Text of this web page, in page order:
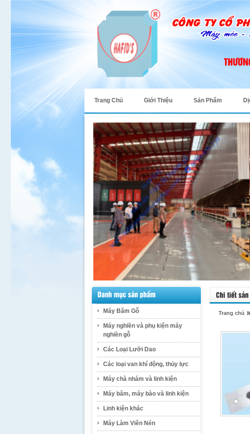
Trang Chủ Giới Thiệu Sản Phẩm
Máy Băm Gỗ
Máy nghiền và phụ kiện máy
nghiền gỗ
Các Loại Lưỡi Dao
Các loại van khí động, thủy lực
Máy chà nhám và linh kiện
Máy băm, máy bào và linh kiện
Linh kiện khác
Máy Làm Viên Nén
Trang chủ »